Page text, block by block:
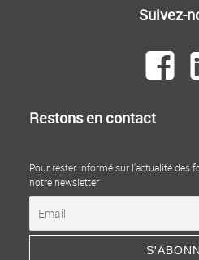
Suivez-
Restons en contact
Pour rester informé sur l'actualité des
notre newsletter